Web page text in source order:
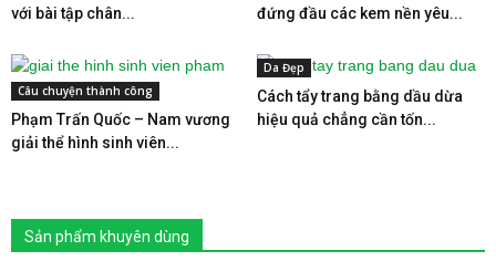
với bài tập chân...
đứng đầu các kem nền yêu...
Câu chuyện thành công
Phạm Trấn Quốc – Nam vương
giải thể hình sinh viên...
Da Đẹp
Cách tẩy trang bằng dầu dừa
hiệu quả chẳng cần tốn...
Sản phẩm khuyên dùng